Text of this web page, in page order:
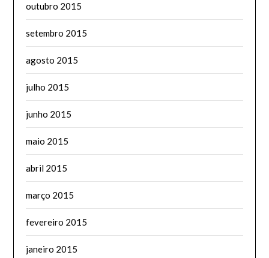
outubro 2015
setembro 2015
agosto 2015
julho 2015
junho 2015
maio 2015
abril 2015
março 2015
fevereiro 2015
janeiro 2015